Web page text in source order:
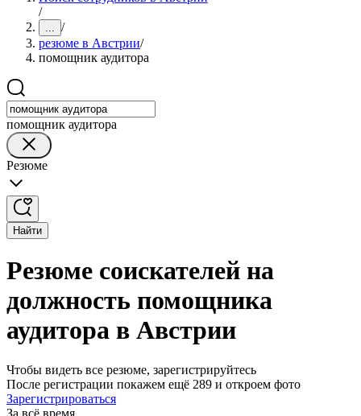
/
... /
резюме в Австрии/
помощник аудитора
помощник аудитора
Резюме
Найти
Резюме соискателей на
должность помощника
аудитора в Австрии
Чтобы видеть все резюме, зарегистрируйтесь
После регистрации покажем ещё 289 и откроем фото
Зарегистрироваться
За всё время